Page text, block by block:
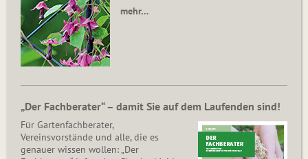
mehr…
„Der Fachberater“ – damit Sie auf dem Laufenden sind!
Für Gartenfachberater,
Vereinsvorstände und alle, die es
genauer wissen wollen: „Der